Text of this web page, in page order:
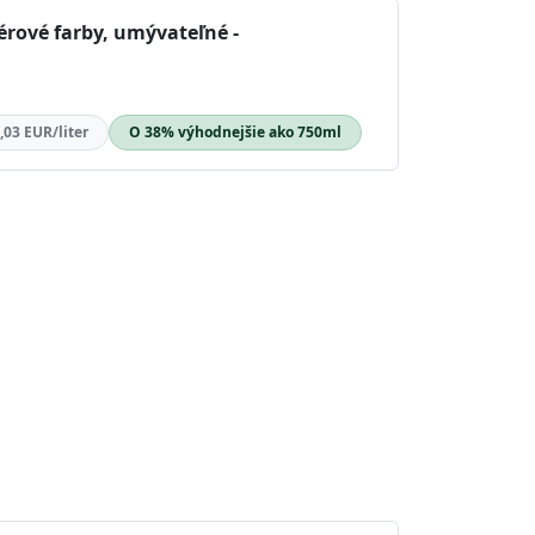
farby, umývateľné -
EUR/liter O 38% výhodnejšie ako 750ml